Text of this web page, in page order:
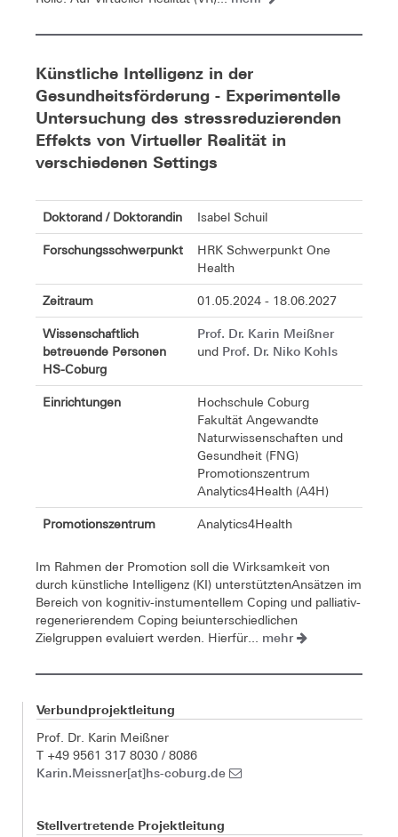
Künstliche Intelligenz in der
Gesundheitsförderung - Experimentelle
Untersuchung des stressreduzierenden
Effekts von Virtueller Realität in
verschiedenen Settings
Doktorand / Doktorandin Isabel Schuil
Forschungsschwerpunkt
HRK Schwerpunkt One
Health
Zeitraum 01.05.2024 - 18.06.2027
Wissenschaftlich
betreuende Personen
HS-Coburg
Prof. Dr. Karin Meißner
und Prof. Dr. Niko Kohls
Einrichtungen
Hochschule Coburg
Fakultät Angewandte
Naturwissenschaften und
Gesundheit (FNG)
Promotionszentrum
Analytics4Health (A4H)
Promotionszentrum Analytics4Health
Im Rahmen der Promotion soll die Wirksamkeit von
durch künstliche Intelligenz (KI) unterstütztenAnsätzen im
Bereich von kognitiv-instumentellem Coping und palliativ-
regenerierendem Coping beiunterschiedlichen
Zielgruppen evaluiert werden. Hierfür... mehr
Verbundprojektleitung
Prof. Dr. Karin Meißner
T +49 9561 317 8030 / 8086
Karin.Meissner[at]hs-coburg.de
Stellvertretende Projektleitung